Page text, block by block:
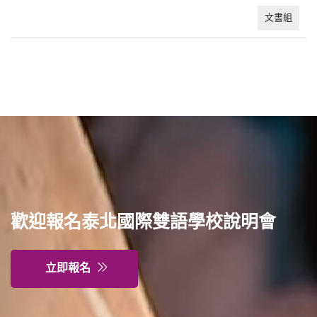
文書組
歡迎報名泰北國際雙語學校說明會
立即報名